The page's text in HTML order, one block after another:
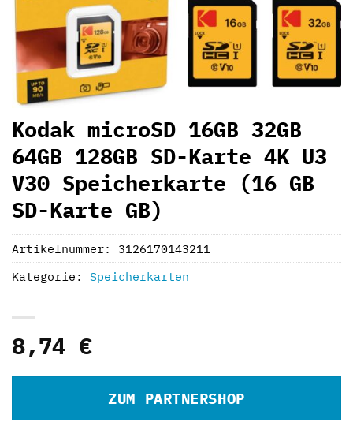
Kodak microSD 16GB 32GB
64GB 128GB SD-Karte 4K U3
V30 Speicherkarte (16 GB
SD-Karte GB)
8,74 €
ZUM PARTNERSHOP
Artikelnummer: 3126170143211
Kategorie: Speicherkarten